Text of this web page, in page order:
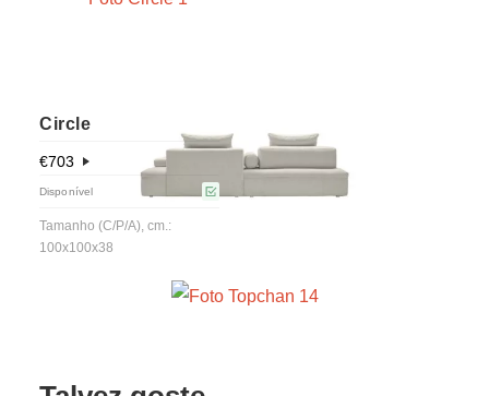
Circle
€703
Disponível
Tamanho (C/P/A), cm.:
100x100x38